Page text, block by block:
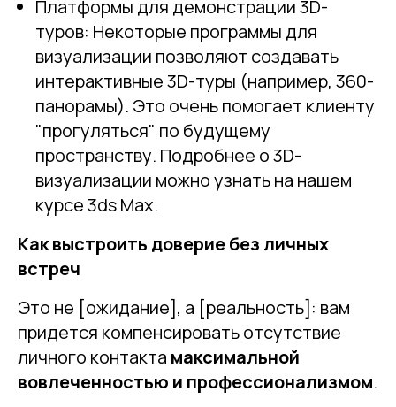
Платформы для демонстрации 3D-
туров: Некоторые программы для
визуализации позволяют создавать
интерактивные 3D-туры (например, 360-
панорамы). Это очень помогает клиенту
"прогуляться" по будущему
пространству. Подробнее о 3D-
визуализации можно узнать на нашем
курсе 3ds Max.
Как выстроить доверие без личных
встреч
Это не [ожидание], а [реальность]: вам
придется компенсировать отсутствие
личного контакта максимальной
вовлеченностью и профессионализмом.